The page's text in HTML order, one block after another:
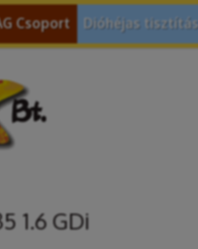
Csoport Dióhéjas tisztítás
1.6 GDi